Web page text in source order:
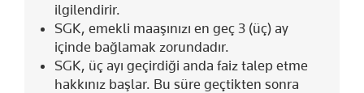
ilgilendirir.
SGK, emekli maaşınızı en geç 3 (üç) ay
içinde bağlamak zorundadır.
SGK, üç ayı geçirdiği anda faiz talep etme
hakkınız başlar. Bu süre geçtikten sonra